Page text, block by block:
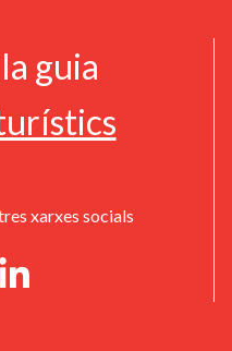
guia
xarxes socials